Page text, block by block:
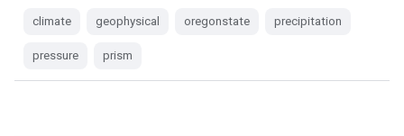
climate geophysical oregonstate precipitation
pressure prism